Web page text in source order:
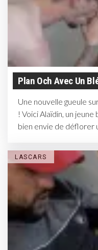
Plan Och Avec Un
Une nouvelle gueule
! Voici Alaïdin, un
bien envie de déflorer
LASCARS